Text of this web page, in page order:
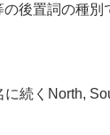
の後置詞の種別
続くNorth,